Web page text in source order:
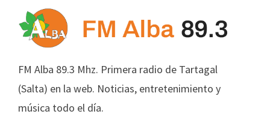
FM Alba 89.3 Mhz. Primera radio de Tartagal
(Salta) en la web. Noticias, entretenimiento y
música todo el día.